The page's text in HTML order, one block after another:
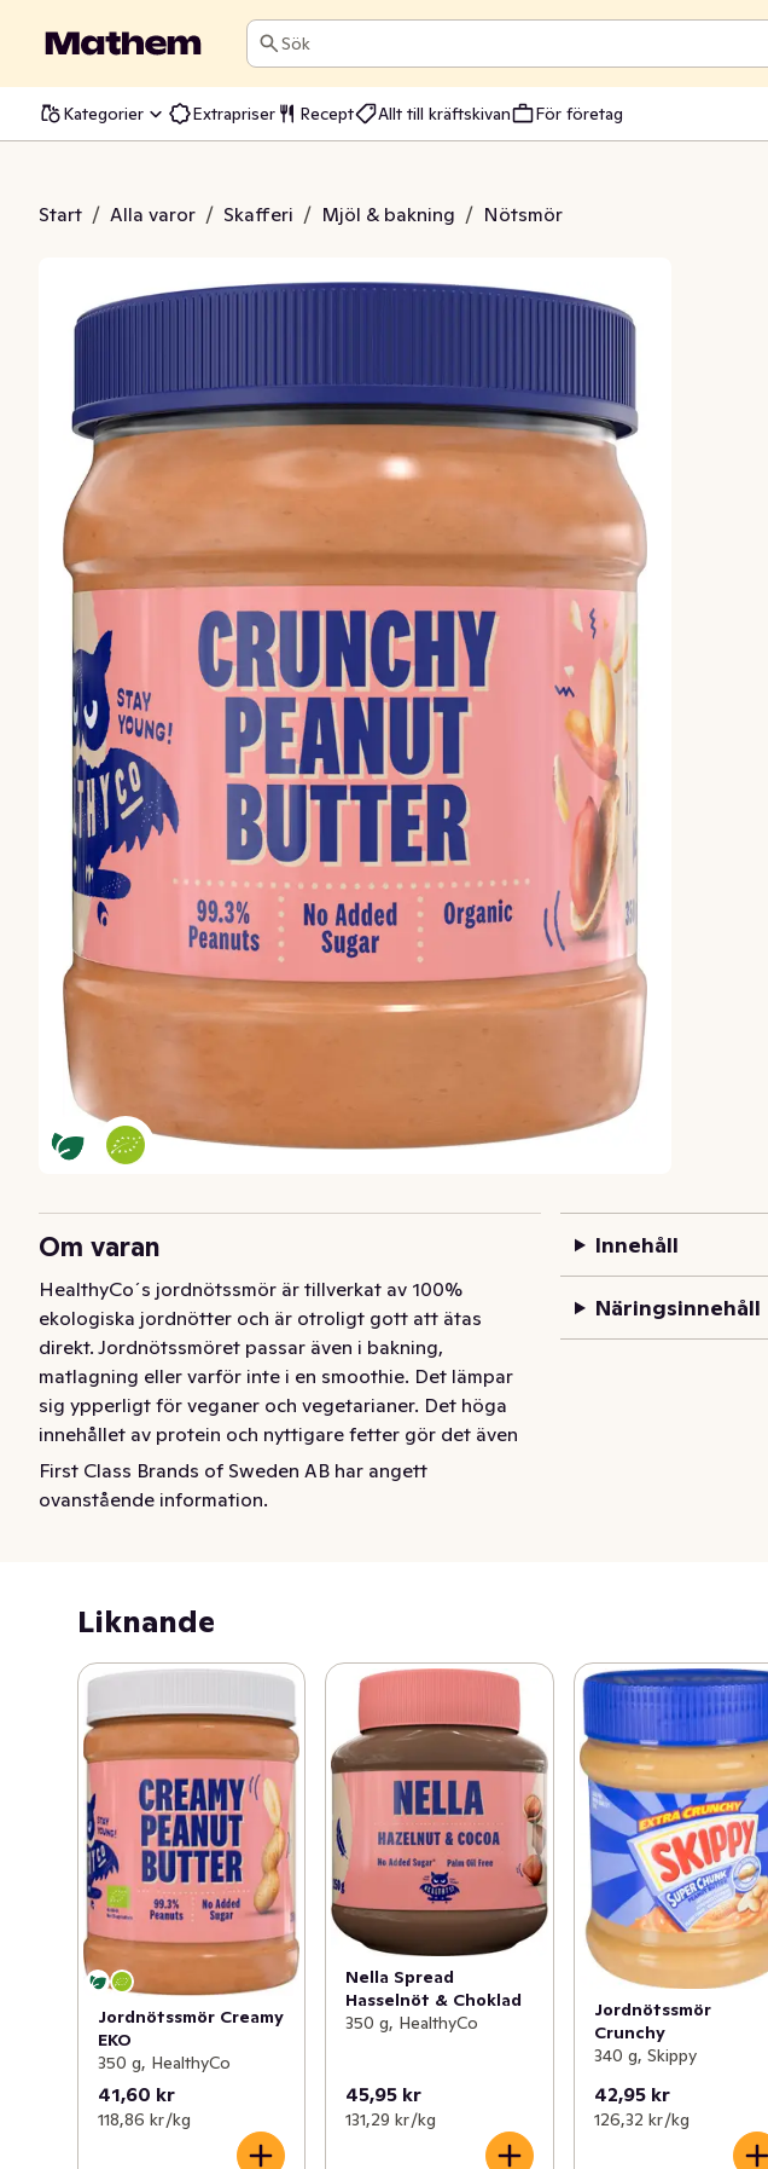
Sök
Kategorier Extrapriser Recept Allt till kräftskivan För företag
Start / Alla varor / Skafferi / Mjöl & bakning / Nötsmör
Crunchy EKO
Om varan
HealthyCo´s jordnötssmör är tillverkat av 100%
ekologiska jordnötter och är otroligt gott att ätas
direkt. Jordnötssmöret passar även i bakning,
matlagning eller varför inte i en smoothie. Det lämpar
sig ypperligt för veganer och vegetarianer. Det höga
innehållet av protein och nyttigare fetter gör det även
till ett näringsrikt livsmedel.
HealthyCo´s jordnötssmör är tillverkat av 100%
sig ypperligt för veganer och vegetarianer. Det höga
till ett näringsrikt livsmedel.
First Class Brands of Sweden AB har angett
ovanstående information.
Innehåll
Näringsinnehåll
Liknande
Jordnötssmör Creamy
EKO
350 g, HealthyCo
41,60 kr
118,86 kr /kg
Nella Spread
Hasselnöt & Choklad
350 g, HealthyCo
45,95 kr
131,29 kr /kg
Jordnötssmör
Crunchy
340 g, Skippy
42,95 kr
126,32 kr /kg